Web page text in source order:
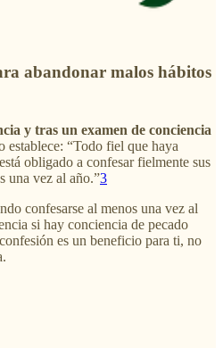
abandonar malos hábitos
y tras un examen de conciencia
establece: “Todo fiel que haya
obligado a confesar fielmente sus
una vez al año.”3
confesarse al menos una vez al
si hay conciencia de pecado
es un beneficio para ti, no